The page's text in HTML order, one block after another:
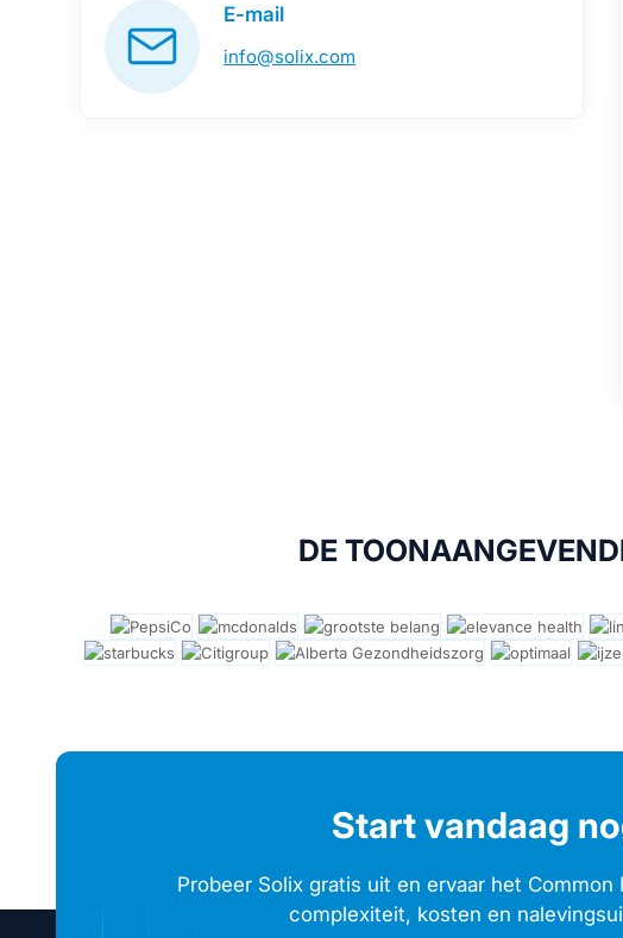
E-mail
info@solix.com
DE
Start vandaag
Probeer Solix gratis uit en ervaar het
complexiteit, kosten en